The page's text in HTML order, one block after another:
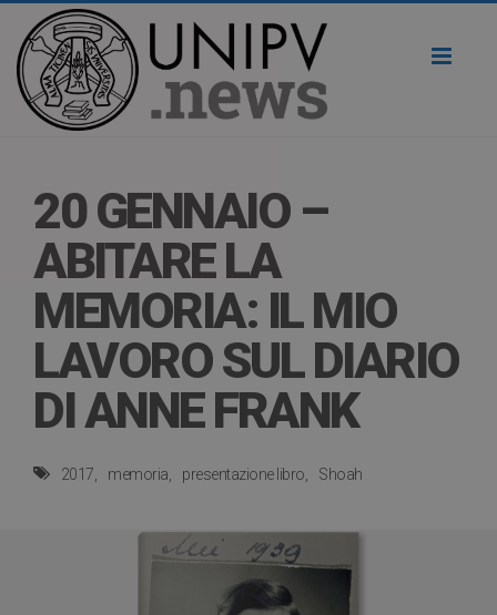
20 GENNAIO –
ABITARE LA
MEMORIA: IL MIO
LAVORO SUL DIARIO
DI ANNE FRANK
2017 memoria presentazione libro Shoah